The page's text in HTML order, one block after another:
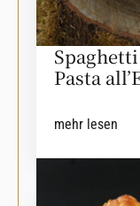
Pasta
mehr lesen